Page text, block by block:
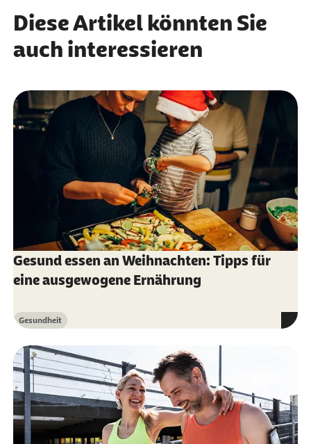
Diese Artikel könnten Sie
auch interessieren
Gesund essen an Weihnachten: Tipps für
eine ausgewogene Ernährung
Kategorie
Gesundheit